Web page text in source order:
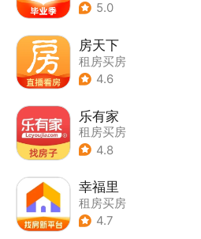
5.0
房天下
租房买房
4.6
乐有家
租房买房
4.8
幸福里
租房买房
4.7